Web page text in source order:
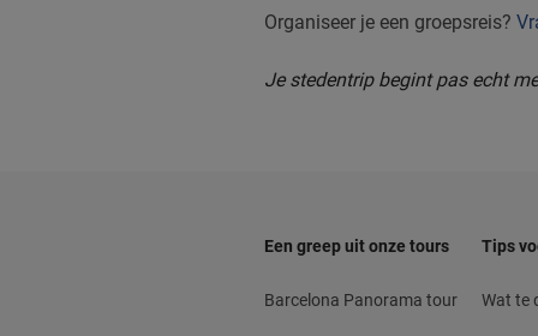
Organiseer je een groepsreis?
Je stedentrip begint pas echt
Een greep uit onze tours
Barcelona Panorama tour
Tips
Wat te